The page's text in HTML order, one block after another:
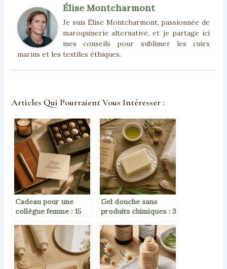
Élise Montcharmont
Je suis Élise Montcharmont, passionnée de
maroquinerie alternative, et je partage ici
mes conseils pour sublimer les cuirs
marins et les textiles éthiques.
Articles Qui Pourraient Vous Intéresser :
Cadeau pour une
collègue femme : 15
pour marquer le coup
sans faux pas
Gel douche sans
produits chimiques : 3
les tiraillements et
protéger votre peau